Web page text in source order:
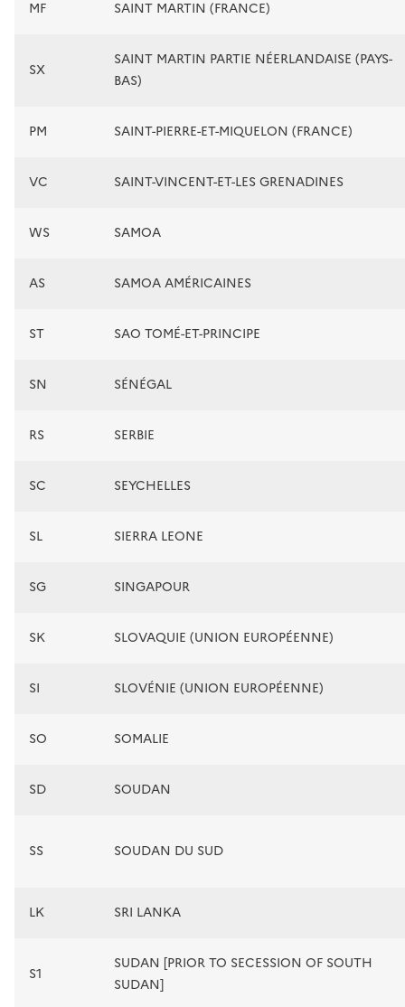
MF SAINT MARTIN (FRANCE)
SX
SAINT MARTIN PARTIE NÉERLANDAISE (PAYS-
BAS)
PM SAINT-PIERRE-ET-MIQUELON (FRANCE)
VC SAINT-VINCENT-ET-LES GRENADINES
WS SAMOA
AS SAMOA AMÉRICAINES
ST SAO TOMÉ-ET-PRINCIPE
SN SÉNÉGAL
RS SERBIE
SC SEYCHELLES
SL SIERRA LEONE
SG SINGAPOUR
SK SLOVAQUIE (UNION EUROPÉENNE)
SI SLOVÉNIE (UNION EUROPÉENNE)
SO SOMALIE
SD SOUDAN
SS SOUDAN DU SUD
LK SRI LANKA
S1
SUDAN [PRIOR TO SECESSION OF SOUTH
SUDAN]